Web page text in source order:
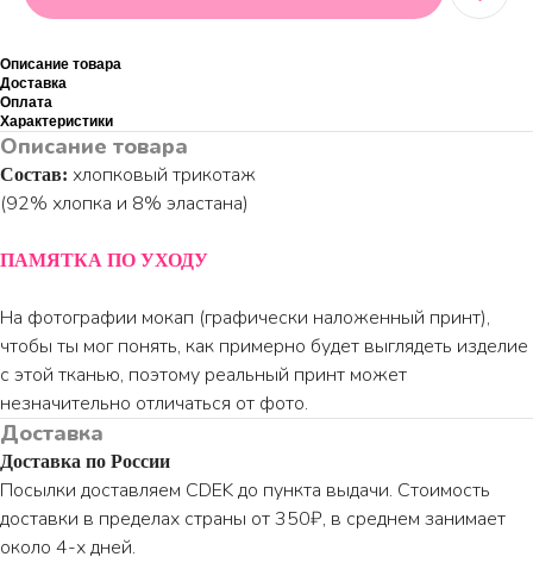
Описание товара
Доставка
Оплата
Характеристики
Описание товара
Состав: хлопковый трикотаж
(92% хлопка и 8% эластана)
ПАМЯТКА ПО УХОДУ
На фотографии мокап (графически наложенный принт),
чтобы ты мог понять, как примерно будет выглядеть изделие
с этой тканью, поэтому реальный принт может
незначительно отличаться от фото.
Доставка
Доставка по России
Посылки доставляем CDEK до пункта выдачи. Стоимость
доставки в пределах страны от 350₽, в среднем занимает
около 4-х дней.